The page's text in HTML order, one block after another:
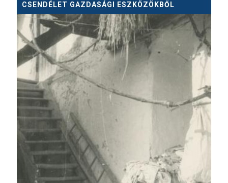
CSENDÉLET GAZDASÁGI ESZKÖZÖKBŐL